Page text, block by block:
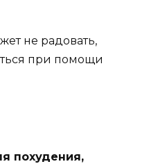
не радовать,
при помощи
похудения,